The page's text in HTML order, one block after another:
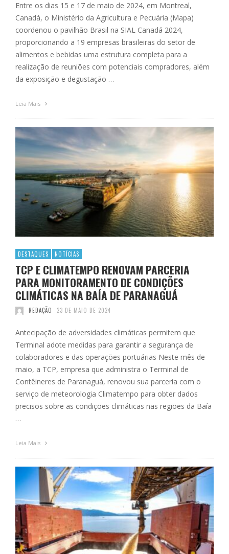
Entre os dias 15 e 17 de maio de 2024, em Montreal,
Canadá, o Ministério da Agricultura e Pecuária (Mapa)
coordenou o pavilhão Brasil na SIAL Canadá 2024,
proporcionando a 19 empresas brasileiras do setor de
alimentos e bebidas uma estrutura completa para a
realização de reuniões com potenciais compradores, além
da exposição e degustação …
Leia Mais
DESTAQUES NOTÍCIAS
TCP E CLIMATEMPO RENOVAM PARCERIA
PARA MONITORAMENTO DE CONDIÇÕES
CLIMÁTICAS NA BAÍA DE PARANAGUÁ
REDAÇÃO 23 DE MAIO DE 2024
Antecipação de adversidades climáticas permitem que
Terminal adote medidas para garantir a segurança de
colaboradores e das operações portuárias Neste mês de
maio, a TCP, empresa que administra o Terminal de
Contêineres de Paranaguá, renovou sua parceria com o
serviço de meteorologia Climatempo para obter dados
precisos sobre as condições climáticas nas regiões da Baía
…
Leia Mais